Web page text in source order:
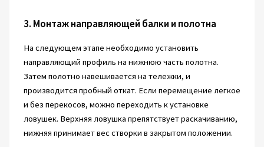
3. Монтаж направляющей балки и полотна
На следующем этапе необходимо установить
направляющий профиль на нижнюю часть полотна.
Затем полотно навешивается на тележки, и
производится пробный откат. Если перемещение легкое
и без перекосов, можно переходить к установке
ловушек. Верхняя ловушка препятствует раскачиванию,
нижняя принимает вес створки в закрытом положении.